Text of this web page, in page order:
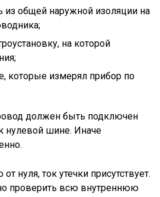
из общей наружной изоляции на
на которой
которые измерял прибор по
должен быть подключен
нулевой шине. Иначе
нуля, ток утечки присутствует.
проверить всю внутреннюю